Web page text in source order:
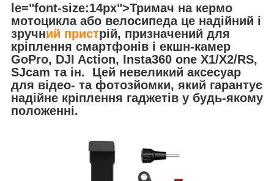
le="font-size:14px">Тримач на кермо
мотоцикла або велосипеда це надійний і
зручний пристрій, призначений для
кріплення смартфонів і екшн-камер
GoPro, DJI Action, Insta360 one X1/X2/RS,
SJcam та ін. Цей невеликий аксесуар
для відео- та фотозйомки, який гарантує
надійне кріплення гаджетів у будь-якому
положенні.